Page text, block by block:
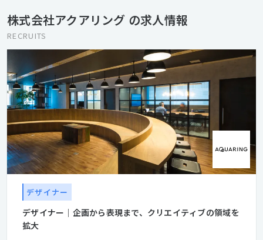
門性が集まって仲間となることが、アクアリングの提供価値。 デ
ザインの力で向かうべき未来を見つけることを社会に貢献できる
▼Value ◎自分自身の価値観「いいモノをつくる」 一人一人
が、プロとしてこだわる。 どんなことにも本質を探究しなが
ら、誇りを持って、自分の仕事をとことん磨く。 ◎自分と組織の
価値観「チームの力を信じる」 いっしょにやれば、できるかもし
れない。 仲間を信じて求めあい、助けあい、高めあいながら、 一
人ではできないことを、チームで実現する。 ◎自分と社会の価値
観「理想へ背伸びをする」 どんなことも、始まりは「やってみ
る」から。 理想の社会から、自分の必要なことを見つけだし、果
敢に挑み、積み重ね、到達する。
株式会社アクアリング の求人情報
RECRUITS
デザイナー
デザイナー｜企画から表現まで、クリエイティブの領域を
拡大